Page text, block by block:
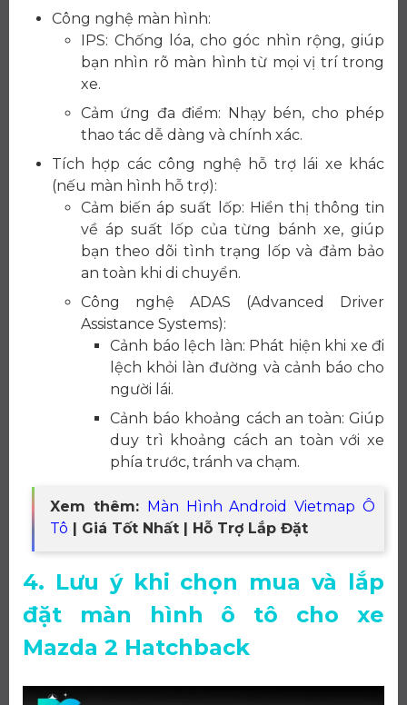
Công nghệ màn hình:
IPS: Chống lóa, cho góc nhìn rộng, giúp
bạn nhìn rõ màn hình từ mọi vị trí trong
xe.
Cảm ứng đa điểm: Nhạy bén, cho phép
thao tác dễ dàng và chính xác.
Tích hợp các công nghệ hỗ trợ lái xe khác
(nếu màn hình hỗ trợ):
Cảm biến áp suất lốp: Hiển thị thông tin
về áp suất lốp của từng bánh xe, giúp
bạn theo dõi tình trạng lốp và đảm bảo
an toàn khi di chuyển.
Công nghệ ADAS (Advanced Driver
Assistance Systems):
Cảnh báo lệch làn: Phát hiện khi xe đi
lệch khỏi làn đường và cảnh báo cho
người lái.
Cảnh báo khoảng cách an toàn: Giúp
duy trì khoảng cách an toàn với xe
phía trước, tránh va chạm.
Xem thêm:
Màn Hình Android Vietmap Ô
Tô | Giá Tốt Nhất | Hỗ Trợ Lắp Đặt
4. Lưu ý khi chọn mua và lắp
đặt màn hình ô tô cho xe
Mazda 2 Hatchback